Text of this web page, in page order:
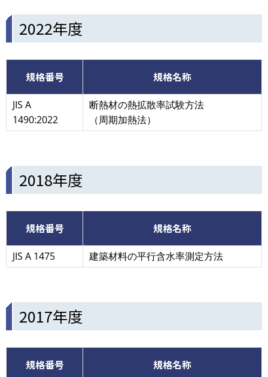
2022年度
規格番号 規格名称
JIS A
1490:2022
断熱材の熱拡散率試験方法
（周期加熱法）
2018年度
規格番号 規格名称
JIS A 1475 建築材料の平行含水率測定方法
2017年度
規格番号 規格名称